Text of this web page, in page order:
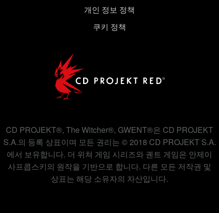
개인 정보 정책
쿠키 정책
CD PROJEKT®, The Witcher®, GWENT®은 CD PROJEKT
S.A.의 등록 상표이며 모든 권리는 © 2018 CD PROJEKT S.A.
에서 보유합니다. 더 위쳐 게임 시리즈와 궨트 게임은 안제이
사프콥스키의 원작을 기반으로 합니다. 다른 모든 저작권 및
상표는 해당 소유자의 자산입니다.